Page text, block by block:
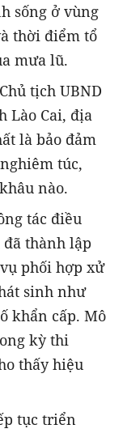
sống ở vùng
thời điểm tổ
mưa lũ.
tịch UBND
Lào Cai, địa
là bảo đảm
túc,
nào.
tác điều
thành lập
phối hợp xử
sinh như
khẩn cấp. Mô
kỳ thi
thấy hiệu
tục triển